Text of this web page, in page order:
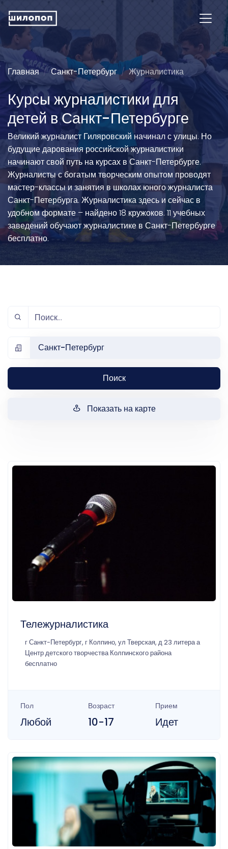
Главная Санкт-Петербург Журналистика
Курсы журналистики для
детей в Санкт-Петербурге
Великий журналист Гиляровский начинал с улицы. Но
будущие дарования российской журналистики
начинают свой путь на курсах в Санкт-Петербурге.
Журналисты с богатым творческим опытом проводят
мастер-классы и занятия в школах юного журналиста
Санкт-Петербурга. Журналистика здесь и сейчас в
удобном формате – найдено 18 кружоков. 11 учебных
заведений обучают журналистике в Санкт-Петербурге
бесплатно.
Санкт-Петербург
Поиск
Показать на карте
Тележурналистика
г Санкт-Петербург, г Колпино, ул Тверская, д 23 литера а
Центр детского творчества Колпинского района
бесплатно
Пол
Любой
Возраст
10-17
Прием
Идет